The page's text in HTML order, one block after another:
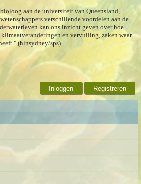
aan de universiteit van Queensland,
verschillende voordelen aan de
kan ons inzicht geven over hoe
klimaatveranderingen en vervuiling, zaken waar
(hlnsydney/sps)
Inloggen Registreren